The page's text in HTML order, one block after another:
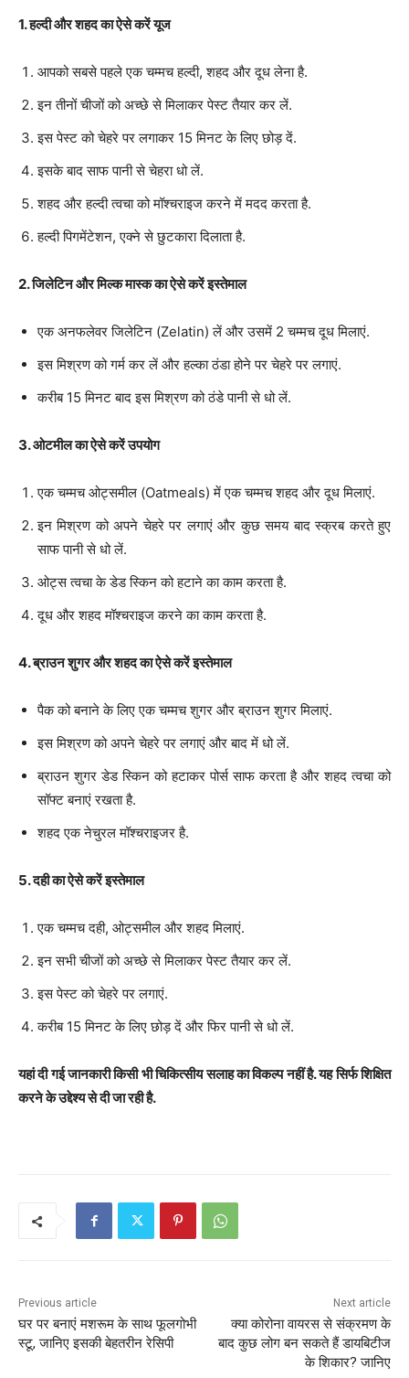
1. हल्दी और शहद का ऐसे करें यूज
आपको सबसे पहले एक चम्मच हल्दी, शहद और दूध लेना है.
इन तीनों चीजों को अच्छे से मिलाकर पेस्ट तैयार कर लें.
इस पेस्ट को चेहरे पर लगाकर 15 मिनट के लिए छोड़ दें.
इसके बाद साफ पानी से चेहरा धो लें.
शहद और हल्दी त्वचा को मॉश्चराइज करने में मदद करता है.
हल्दी पिगमेंटेशन, एक्ने से छुटकारा दिलाता है.
2. जिलेटिन और मिल्क मास्क का ऐसे करें इस्तेमाल
एक अनफलेवर जिलेटिन (Zelatin) लें और उसमें 2 चम्मच दूध मिलाएं.
इस मिश्रण को गर्म कर लें और हल्का ठंडा होने पर चेहरे पर लगाएं.
करीब 15 मिनट बाद इस मिश्रण को ठंडे पानी से धो लें.
3. ओटमील का ऐसे करें उपयोग
एक चम्मच ओट्समील (Oatmeals) में एक चम्मच शहद और दूध मिलाएं.
इन मिश्रण को अपने चेहरे पर लगाएं और कुछ समय बाद स्क्रब करते हुए
साफ पानी से धो लें.
ओट्स त्वचा के डेड स्किन को हटाने का काम करता है.
दूध और शहद मॉश्चराइज करने का काम करता है.
4. ब्राउन शुगर और शहद का ऐसे करें इस्तेमाल
पैक को बनाने के लिए एक चम्मच शुगर और ब्राउन शुगर मिलाएं.
इस मिश्रण को अपने चेहरे पर लगाएं और बाद में धो लें.
ब्राउन शुगर डेड स्किन को हटाकर पोर्स साफ करता है और शहद त्वचा को
सॉफ्ट बनाएं रखता है.
शहद एक नेचुरल मॉश्चराइजर है.
5. दही का ऐसे करें इस्तेमाल
एक चम्मच दही, ओट्समील और शहद मिलाएं.
इन सभी चीजों को अच्छे से मिलाकर पेस्ट तैयार कर लें.
इस पेस्ट को चेहरे पर लगाएं.
करीब 15 मिनट के लिए छोड़ दें और फिर पानी से धो लें.
यहां दी गई जानकारी किसी भी चिकित्सीय सलाह का विकल्प नहीं है. यह सिर्फ शिक्षित
करने के उद्देश्य से दी जा रही है.
Previous article
घर पर बनाएं मशरूम के साथ फूलगोभी
स्टू, जानिए इसकी बेहतरीन रेसिपी
Next article
क्या कोरोना वायरस से संक्रमण के
बाद कुछ लोग बन सकते हैं डायबिटीज
के शिकार? जानिए